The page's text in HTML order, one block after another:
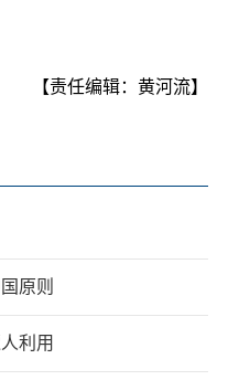
【责任编辑：黄河流】
原则
利用